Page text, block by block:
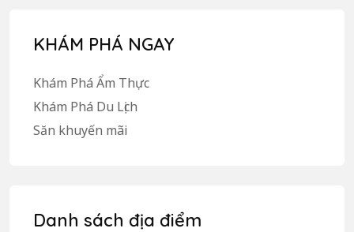
KHÁM PHÁ NGAY
Khám Phá Ẩm Thực
Khám Phá Du Lịch
Săn khuyến mãi
Danh sách địa điểm